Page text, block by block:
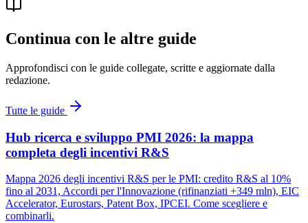
Continua con le altre guide
Approfondisci con le guide collegate, scritte e aggiornate dalla
redazione.
Tutte le guide
Hub ricerca e sviluppo PMI 2026: la mappa
completa degli incentivi R&S
Mappa 2026 degli incentivi R&S per le PMI: credito R&S al 10%
fino al 2031, Accordi per l'Innovazione (rifinanziati +349 mln), EIC
Accelerator, Eurostars, Patent Box, IPCEI. Come scegliere e
combinarli.